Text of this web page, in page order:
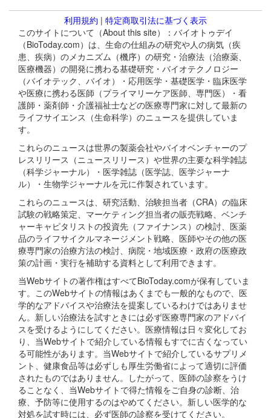
利用規約 | 特定商取引法に基づく表示
このサイトについて（About this site）：バイオトゥデイ
（BioToday.com）は、生命の仕組みの研究や人の病気（疾
患、疾病）のメカニズム（機序）の研究・治療法（治療薬、
医療機器）の開発に携わる基礎研究・バイオテクノロジー
（バイオテック、バイオ）・応用医学・基礎医学・臨床医学
や医療に携わる医師（プライマリーケア医師、専門医）・看
護師・薬剤師・介護福祉士などの医療専門家に対して最新の
ライフサイエンス（生命科学）のニュースを提供していま
す。
これらのニュースは世界の製薬会社やバイオベンチャーのプ
レスリリース（ニュースリリース）や世界の主要な科学雑誌
（科学ジャーナル）・医学雑誌（医学誌、医学ジャーナ
ル）・生物学ジャーナルを元に作製されています。
これらのニュースは、研究活動、治験担当者（CRA）の臨床
試験の戦略策定、マーケティング担当者の販売戦略、ベンチ
ャーキャピタリストの投資先（ファイナンス）の検討、医薬
品のライフサイクルマネージメント戦略、医師やその他の医
療専門家の治療方法の検討、病院・地域医療・政府の医療政
策の計画・実行を補助する資料として利用できます。
当Webサイトの著作権はすべてBioToday.comが保有していま
す。このWebサイトの情報はあくまでも一般的なもので、医
学的なアドバイスや治療法を提案しているわけではありませ
ん。新しい治療法を試すときには必ず医療専門家のアドバイ
スを受けるようにしてください。医療情報は日々変化してお
り、当Webサイトで紹介している情報もすでに古くなってい
る可能性があります。当Webサイトで紹介しているサプリメ
ント、健康食品等は必ずしも厚生労働省によって適切に評価
されたものではありません。したがって、医師の診察をうけ
ることなく、当Webサイトで得た情報をご自身の診断、治
療、予防等に使用するのはやめてください。新しい医学的な
対処を試す時には、必ず医師の診察を受けてください。